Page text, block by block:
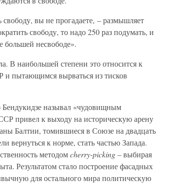
вы не прогадаете, – размышляет
свободу, то надо 250 раз подумать, и
большей несвободе».
В наибольшей степени это относится к
пытающимся вырваться из тисков
называл «чудовищным
привел к выходу на историческую арену
Балтии, томившиеся в Союзе на двадцать
вернуться к норме, стать частью Запада.
методомcherry-picking– выбирая
Результатом стало построение фасадных
для остального мира политическую